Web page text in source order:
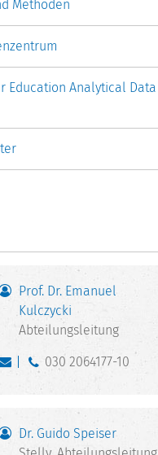
Methoden
Education Analytical Data
Prof. Dr. Emanuel
Kulczycki
Abteilungsleitung
030 2064177-10
Dr. Guido Speiser